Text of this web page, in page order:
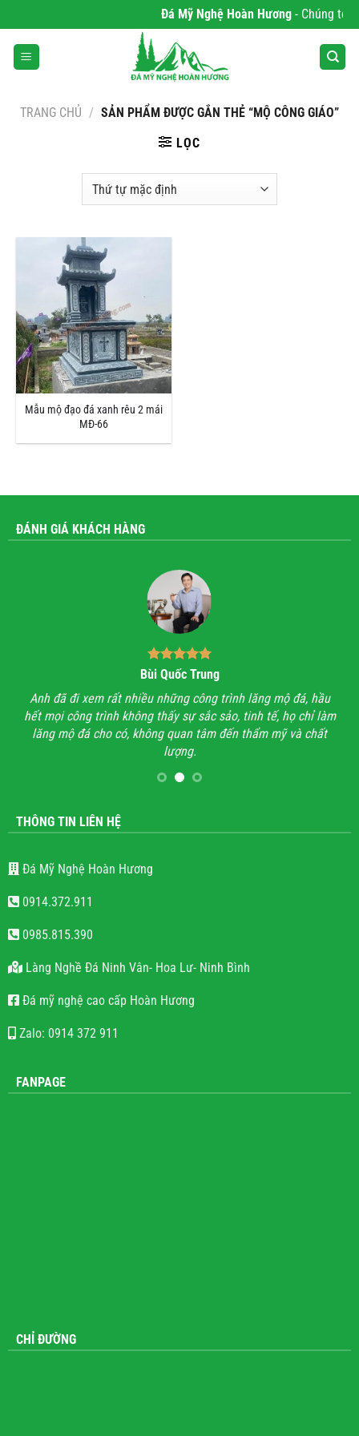
qua
nội
dung
Đá Mỹ Nghệ Hoàn Hương- Chúng tôi
TRANG CHỦ / SẢN PHẨM ĐƯỢC GẮN THẺ “MỘ CÔNG GIÁO”
LỌC
Mẫu mộ đạo đá xanh rêu 2 mái
MĐ-66
ĐÁNH GIÁ KHÁCH HÀNG
Bùi Quốc Trung
Anh đã đi xem rất nhiều những công trình lăng mộ đá, hầu
hết mọi công trình không thấy sự sắc sảo, tinh tế, họ chỉ làm
lăng mộ đá cho có, không quan tâm đến thẩm mỹ và chất
lượng.
THÔNG TIN LIÊN HỆ
Đá Mỹ Nghệ Hoàn Hương
0914.372.911
0985.815.390
Làng Nghề Đá Ninh Vân- Hoa Lư- Ninh Bình
Đá mỹ nghệ cao cấp Hoàn Hương
Zalo: 0914 372 911
FANPAGE
CHỈ ĐƯỜNG